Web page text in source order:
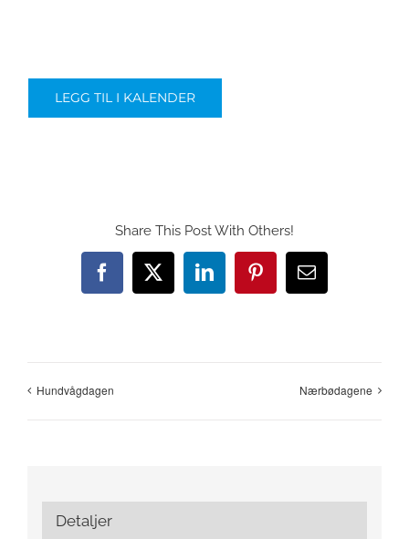
LEGG TIL I KALENDER
Share This Post With Others!
Facebook
X LinkedInPinterest
E-
post
Hundvågdagen Nærbødagene
Detaljer